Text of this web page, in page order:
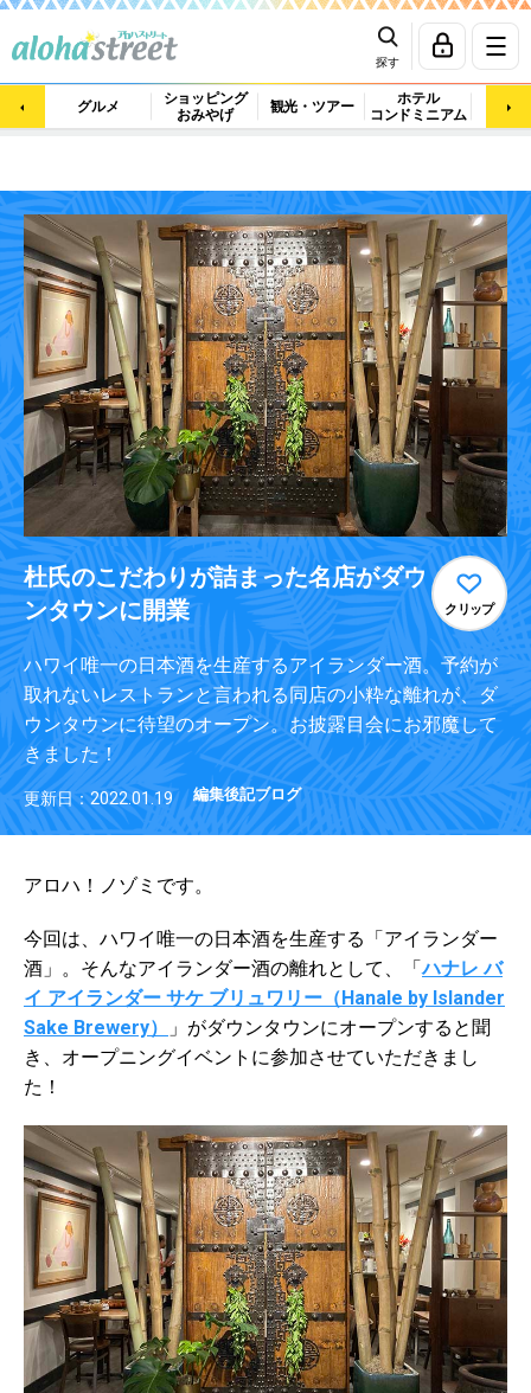
探す
グルメ
ショッピング
おみやげ
観光・ツアー
ホテル
コンドミニアム
マッ
杜氏のこだわりが詰まった名店がダウ
ンタウンに開業
クリップ
ハワイ唯一の日本酒を生産するアイランダー酒。予約が
取れないレストランと言われる同店の小粋な離れが、ダ
ウンタウンに待望のオープン。お披露目会にお邪魔して
きました！
更新日：2022.01.19 編集後記ブログ
アロハ！ノゾミです。
今回は、ハワイ唯一の日本酒を生産する「アイランダー
酒」。そんなアイランダー酒の離れとして、「ハナレ バ
イ アイランダー サケ ブリュワリー（Hanale by Islander
Sake Brewery）
」がダウンタウンにオープンすると聞
き、オープニングイベントに参加させていただきまし
た！